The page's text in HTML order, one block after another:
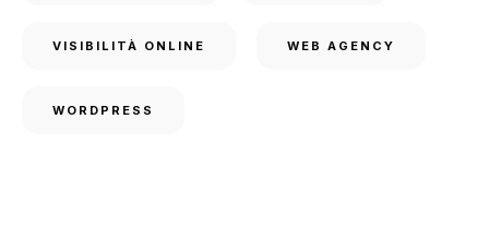
VISIBILITÀ ONLINE WEB AGENCY
WORDPRESS